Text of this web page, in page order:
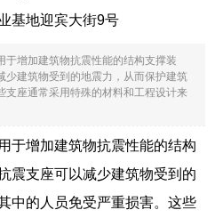
基地迎宾大街9号
于增加建筑物抗震性能的结构支撑装
少建筑物受到的地震力，从而保护建筑
支座通常采用特殊的材料和工程设计来
于增加建筑物抗震性能的结构
震支座可以减少建筑物受到的
中的人员免受严重损害。这些